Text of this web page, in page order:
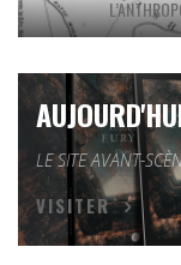
LE SITE AVANT-
VISITER